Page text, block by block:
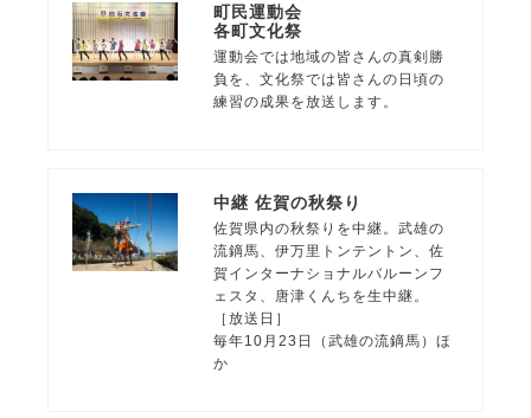
町民運動会
各町文化祭
運動会では地域の皆さんの真剣勝
負を、文化祭では皆さんの日頃の
練習の成果を放送します。
中継 佐賀の秋祭り
佐賀県内の秋祭りを中継。武雄の
流鏑馬、伊万里トンテントン、佐
賀インターナショナルバルーンフ
ェスタ、唐津くんちを生中継。
［放送日］
毎年10月23日（武雄の流鏑馬）ほ
か